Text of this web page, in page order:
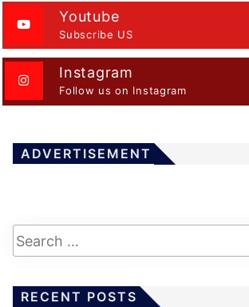
Youtube
Subscribe US
Instagram
Follow us on Instagram
ADVERTISEMENT
RECENT POSTS